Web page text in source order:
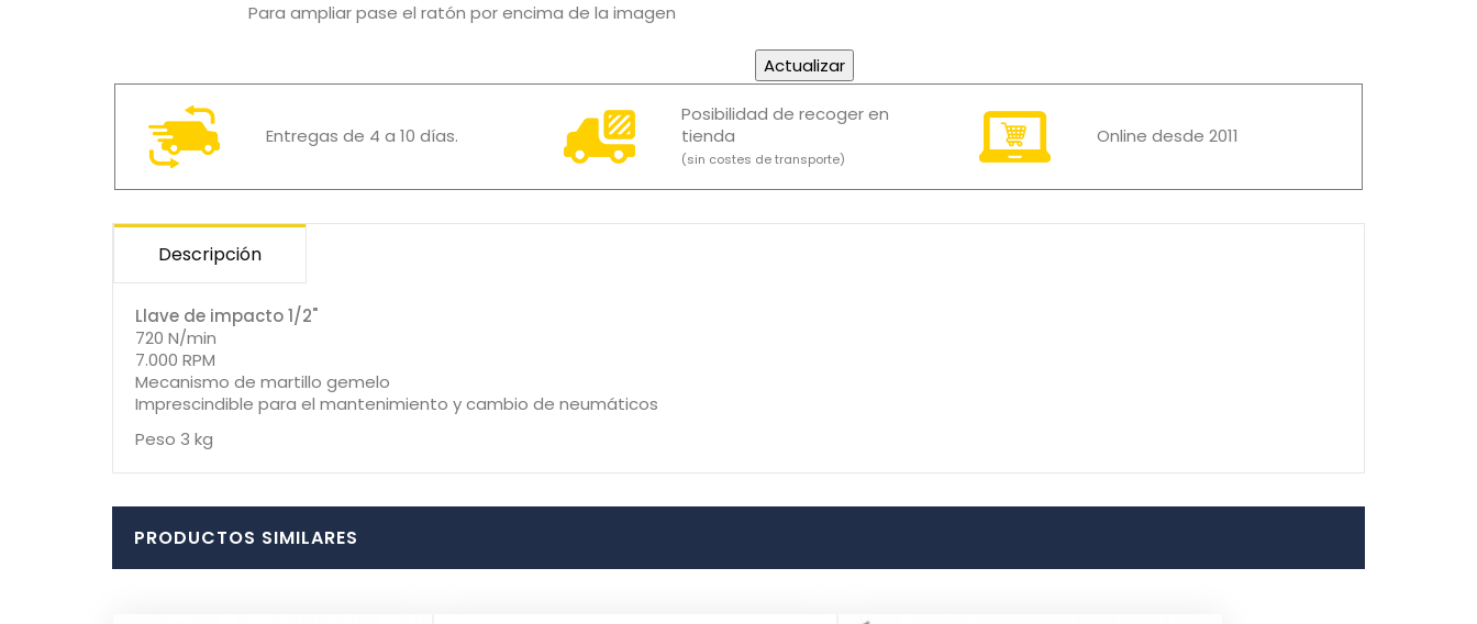
Para ampliar pase el ratón por encima de la imagen
Entregas de 4 a 10 días.
Posibilidad de recoger en
tienda
(sin costes de transporte)
Online desde 2011
Descripción
Llave de impacto 1/2"
720 N/min
7.000 RPM
Mecanismo de martillo gemelo
Imprescindible para el mantenimiento y cambio de neumáticos
Peso 3 kg
PRODUCTOS SIMILARES